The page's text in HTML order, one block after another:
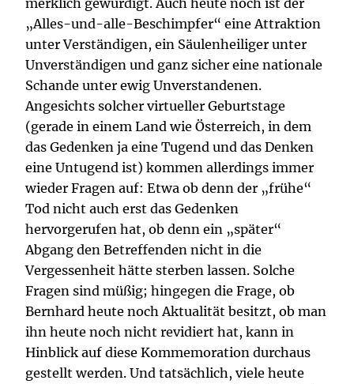
„Alles-und-alle-Beschimpfer“ eine Attraktion
unter Verständigen, ein Säulenheiliger unter
Unverständigen und ganz sicher eine nationale
Schande unter ewig Unverstandenen.
Angesichts solcher virtueller Geburtstage
(gerade in einem Land wie Österreich, in dem
das Gedenken ja eine Tugend und das Denken
eine Untugend ist) kommen allerdings immer
wieder Fragen auf: Etwa ob denn der „frühe“
Tod nicht auch erst das Gedenken
hervorgerufen hat, ob denn ein „später“
Abgang den Betreffenden nicht in die
Vergessenheit hätte sterben lassen. Solche
Fragen sind müßig; hingegen die Frage, ob
Bernhard heute noch Aktualität besitzt, ob man
ihn heute noch nicht revidiert hat, kann in
Hinblick auf diese Kommemoration durchaus
gestellt werden. Und tatsächlich, viele heute